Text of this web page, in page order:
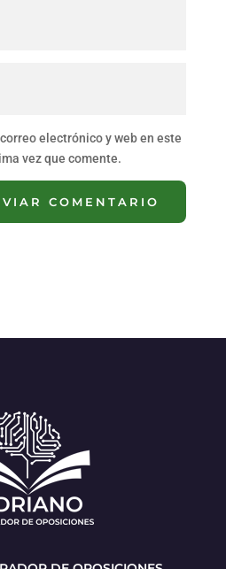
electrónico y web en este
vez que comente.
COMENTARIO